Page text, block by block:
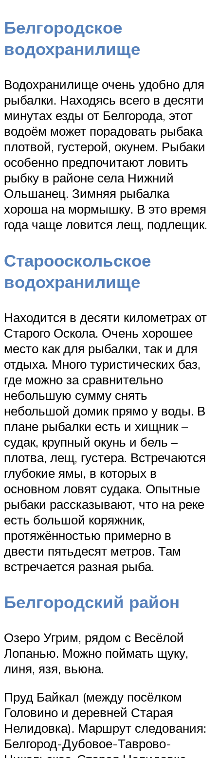
Белгородское
водохранилище
Водохранилище очень удобно для
рыбалки. Находясь всего в десяти
минутах езды от Белгорода, этот
водоём может порадовать рыбака
плотвой, густерой, окунем. Рыбаки
особенно предпочитают ловить
рыбку в районе села Нижний
Ольшанец. Зимняя рыбалка
хороша на мормышку. В это время
года чаще ловится лещ, подлещик.
Старооскольское
водохранилище
Находится в десяти километрах от
Старого Оскола. Очень хорошее
место как для рыбалки, так и для
отдыха. Много туристических баз,
где можно за сравнительно
небольшую сумму снять
небольшой домик прямо у воды. В
плане рыбалки есть и хищник –
судак, крупный окунь и бель –
плотва, лещ, густера. Встречаются
глубокие ямы, в которых в
основном ловят судака. Опытные
рыбаки рассказывают, что на реке
есть большой коряжник,
протяжённостью примерно в
двести пятьдесят метров. Там
встречается разная рыба.
Белгородский район
Озеро Угрим, рядом с Весёлой
Лопанью. Можно поймать щуку,
линя, язя, вьюна.
Пруд Байкал (между посёлком
Головино и деревней Старая
Нелидовка). Маршрут следования:
Белгород-Дубовое-Таврово-